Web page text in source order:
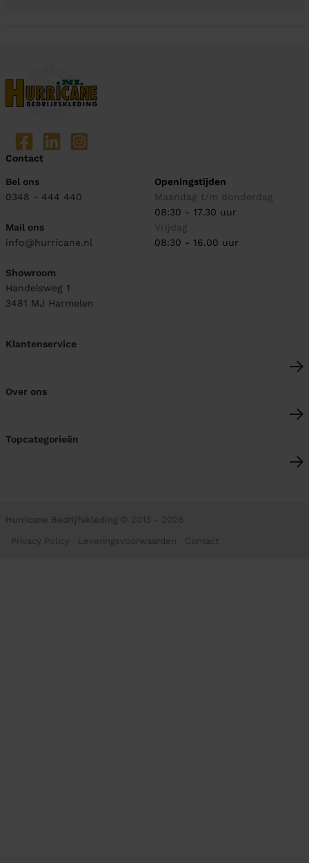
Contact
Bel ons
0348 - 444 440
Mail ons
info@hurricane.nl
Showroom
Handelsweg 1
3481 MJ Harmelen
Openingstijden
Maandag t/m donderdag
08:30 - 17.30 uur
Vrijdag
08:30 - 16.00 uur
Klantenservice
Over ons
Topcategorieën
Hurricane Bedrijfskleding © 2013 - 2026
Privacy Policy Leveringsvoorwaarden Contact